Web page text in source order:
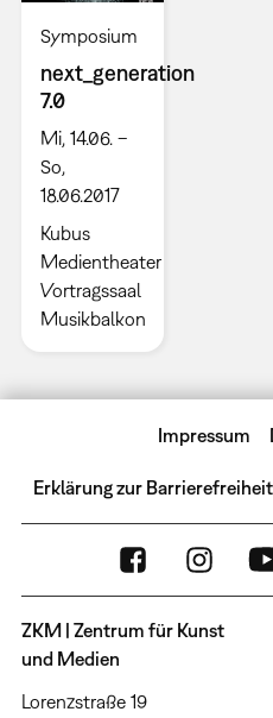
Symposium
next_generation
7.0
Mi, 14.06. –
So,
18.06.2017
Kubus
Medientheater
Vortragssaal
Musikbalkon
Impressum
Erklärung zur Barrierefreiheit
ZKM | Zentrum für Kunst
und Medien
Lorenzstraße 19